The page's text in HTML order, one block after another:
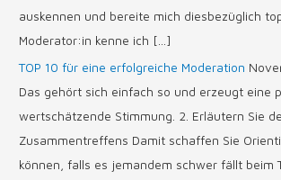
auskennen und bereite mich diesbezüglich
Moderator:in kenne ich […]
TOP 10 für eine erfolgreiche Moderation
Das gehört sich einfach so und erzeugt eine
wertschätzende Stimmung. 2. Erläutern Sie
Zusammentreffens Damit schaffen Sie
können, falls es jemandem schwer fällt beim